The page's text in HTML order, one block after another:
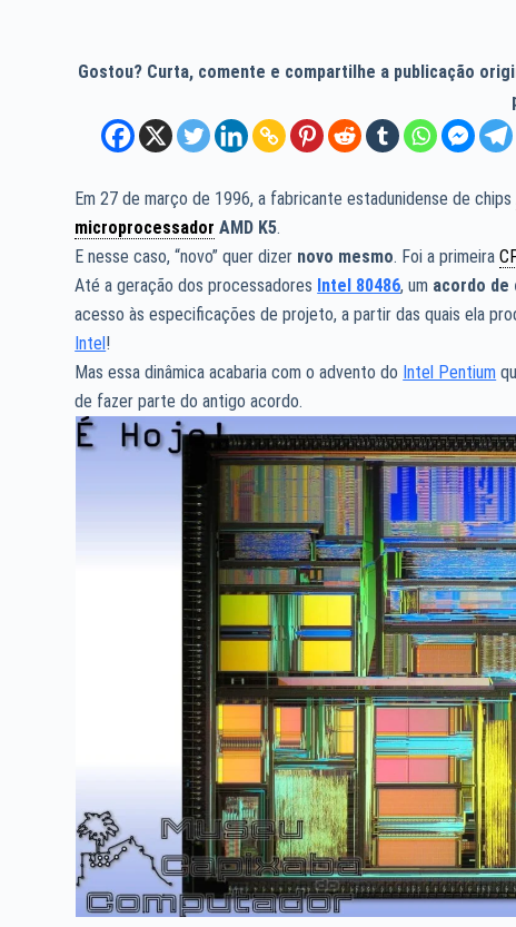
Gostou? Curta, comente e compartilhe a publicação
Em 27 de março de 1996, a fabricante estadunidense de chips
microprocessador AMD K5.
E nesse caso, “novo” quer dizer novo mesmo. Foi a primeira
Até a geração dos processadores Intel 80486, um acordo de
acesso às especificações de projeto, a partir das quais ela
Intel !
Mas essa dinâmica acabaria com o advento do Intel Pentium
de fazer parte do antigo acordo.